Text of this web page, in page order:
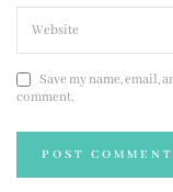
Save my name, email,
comment.